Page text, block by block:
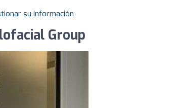
su información
Group